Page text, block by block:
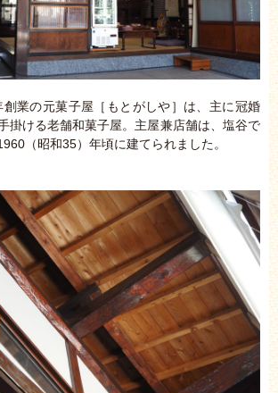
業の元菓子屋［もとがしや］は、主に冠婚
掛ける老舗和菓子屋。主屋兼店舗は、塩谷で
（昭和35）年頃に建てられました。